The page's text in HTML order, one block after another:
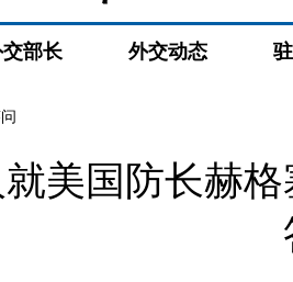
部长 外交动态
美国防长赫